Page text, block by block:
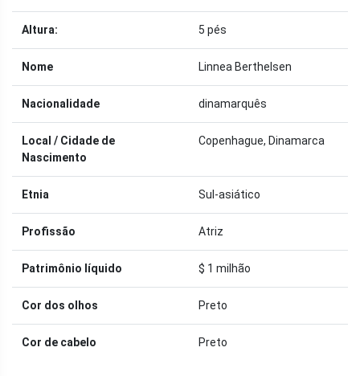
Altura: 5 pés
Nome Linnea Berthelsen
Nacionalidade dinamarquês
Local / Cidade de
Nascimento
Copenhague, Dinamarca
Etnia Sul-asiático
Profissão Atriz
Patrimônio líquido $ 1 milhão
Cor dos olhos Preto
Cor de cabelo Preto